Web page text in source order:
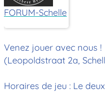
FORUM-Schelle
Venez jouer avec nous !
(Leopoldstraat 2a,
Horaires de jeu : Le